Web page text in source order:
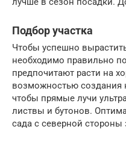
Подбор участка
Чтобы успешно
необходимо правильно
предпочитают расти на
возможностью создания
чтобы прямые лучи
листвы и бутонов.
сада с северной стороны